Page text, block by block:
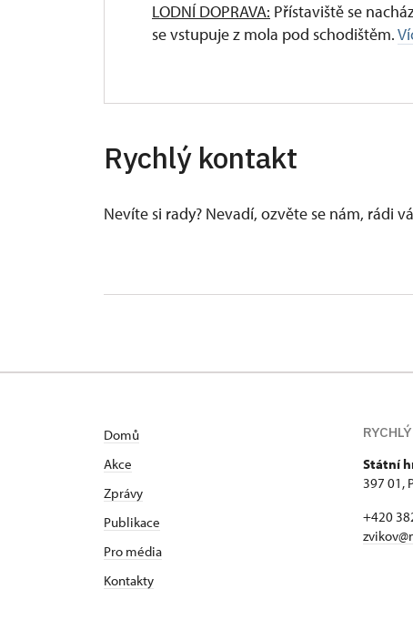
LODNÍ DOPRAVA: Přístaviště se
se vstupuje z mola pod schodištěm.
Rychlý kontakt
Nevíte si rady? Nevadí, ozvěte se nám, rádi
Domů
Akce
Zprávy
Publikace
Pro média
Kontakty
Státní
397 01,
+420